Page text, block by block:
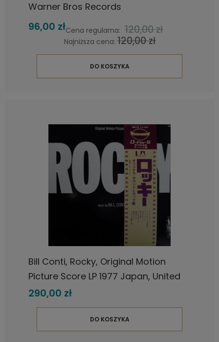
Warner Bros Records
96,00 złCena regularna: 120,00 zł
Najniższa cena:120,00 zł
DO KOSZYKA
Bill Conti, Rocky, Original Motion
Picture Score LP 1977 Japan, United
Artists Records, płyta winylowa
290,00 zł
DO KOSZYKA